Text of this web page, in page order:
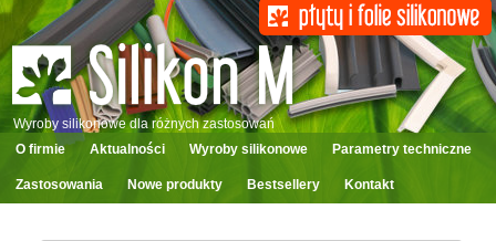
Wyroby silikonowe dla różnych zastosowań
O firmie
Aktualności Wyroby silikonowe Parametry techniczne
Zastosowania Nowe produkty Bestsellery Kontakt